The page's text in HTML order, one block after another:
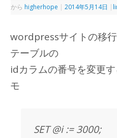
から higherhope | 2014年5月14日 |
wordpressサイトの移
テーブルの
idカラムの番号を変更
モ
SET @i := 3000;